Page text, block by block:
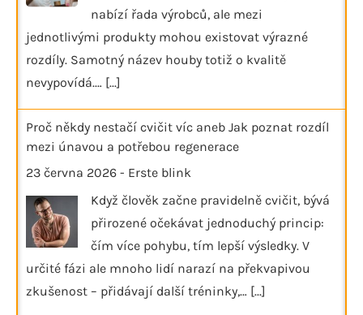
nabízí řada výrobců, ale mezi
jednotlivými produkty mohou existovat výrazné
rozdíly. Samotný název houby totiž o kvalitě
nevypovídá.… [...]
Proč někdy nestačí cvičit víc aneb Jak poznat rozdíl
mezi únavou a potřebou regenerace
23 června 2026 - Erste blink
Když člověk začne pravidelně cvičit, bývá
přirozené očekávat jednoduchý princip:
čím více pohybu, tím lepší výsledky. V
určité fázi ale mnoho lidí narazí na překvapivou
zkušenost – přidávají další tréninky,… [...]